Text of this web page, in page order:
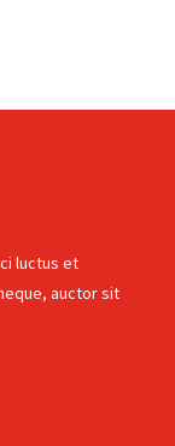
luctus et
auctor sit